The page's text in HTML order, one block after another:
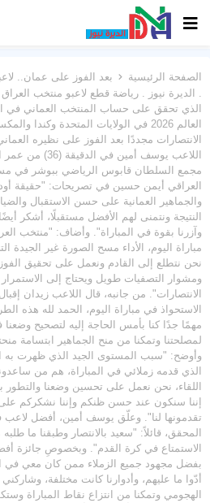
الصفحة الرئيسية
بعد الفوز على عمان..
. الديرة نيوز . رياضة قطع لاعبو منتخب العراق
الذي تحقق على حساب المنتخب العماني في
العالم 2026 في الولايات المتحدة
الانتصارات مجددًا بعد الفوز على نظيره
اللاعب يوسف
مجمع السلطان قابوس الرياضي ببوشر في
العراقي أيمن حسين في تصريحات: "حقيقة
والجماهير العمانية على حسن الاستقبال
النتيجة ونتمنى لهم الأفضل مستقبلًا، أشكر
وآزرنا بقوة في المباراة". وأضاف: "منتخب
مباراة اليوم، الأداء مسح الصورة غير الجيدة
نحن نتطلع إلى القادم ونعمل على تحقيق
ومشوار التصفيات طويل ويحتاج إلى الاستمرار
الانتصارات". من جانبه، قال اللاعب زيدان
الاستحواذ في مباراة اليوم، الحمد لله هذه
مهمًا جدًا كنا بأمس الحاجة إليه لتصحيح
لمصلحتنا وتمكنا من منح الجماهير ابتسامة
وأوضح: "سبب المستوى الجيد الذي ظهرت به
الذي قدمه زملائي في المباراة، هم من
اللقاء، نحن نعمل على تحسين وضعنا والتطور
إننا سنكون عند حسن ظنكم وإننا نشكركم
تقدمونها لنا". وعلّق يوسف أمين، أفضل لاعب
المحقق، قائلاً: "سعيد بالانتصار وطبقنا ما
الاستمتاع في كرة القدم". وبخصوصِ جائزة
بفضل مجهود جميع الزملاء ممن كان معي في
أدّوا ما عليهم، وأدوارنا كانت مختلفة،
الهجومي وتمكنا من انتزاع نقاط المباراة